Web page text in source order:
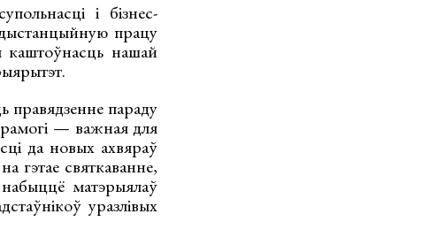
і бізнес-
працу
каштоўнасць нашай
правядзенне параду
— важная для
да новых ахвяраў
гэтае святкаванне,
матэрыялаў
уразлівых